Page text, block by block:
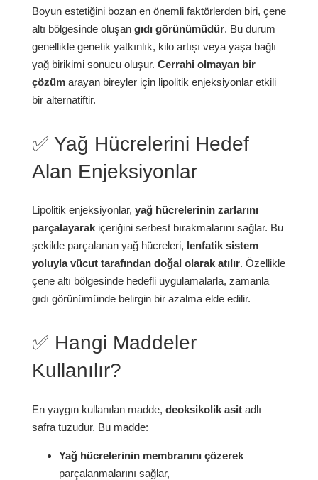
Boyun estetiğini bozan en önemli faktörlerden biri, çene
altı bölgesinde oluşan gıdı görünümüdür. Bu durum
genellikle genetik yatkınlık, kilo artışı veya yaşa bağlı
yağ birikimi sonucu oluşur. Cerrahi olmayan bir
çözüm arayan bireyler için lipolitik enjeksiyonlar etkili
bir alternatiftir.
✅ Yağ Hücrelerini Hedef
Alan Enjeksiyonlar
Lipolitik enjeksiyonlar, yağ hücrelerinin zarlarını
parçalayarak içeriğini serbest bırakmalarını sağlar. Bu
şekilde parçalanan yağ hücreleri, lenfatik sistem
yoluyla vücut tarafından doğal olarak atılır. Özellikle
çene altı bölgesinde hedefli uygulamalarla, zamanla
gıdı görünümünde belirgin bir azalma elde edilir.
✅ Hangi Maddeler
Kullanılır?
En yaygın kullanılan madde, deoksikolik asit adlı
safra tuzudur. Bu madde:
Yağ hücrelerinin membranını çözerek
parçalanmalarını sağlar,